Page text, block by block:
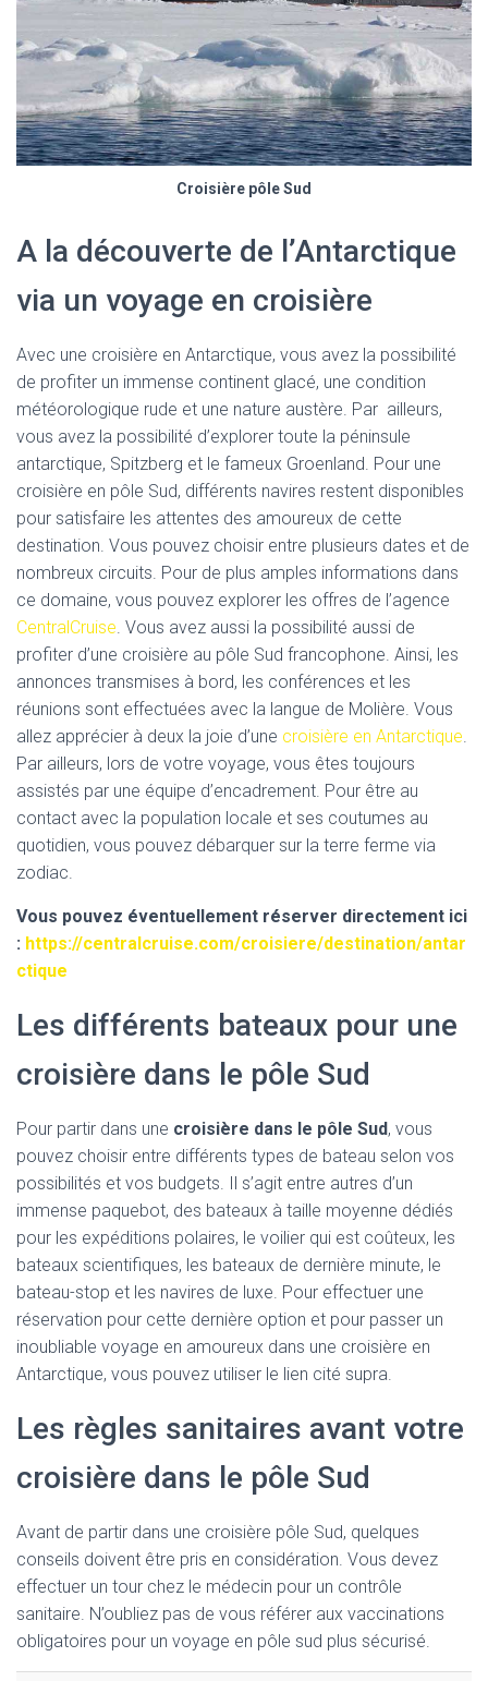
Croisière pôle Sud
A la découverte de l’Antarctique
via un voyage en croisière
Avec une croisière en Antarctique, vous avez la possibilité
de profiter un immense continent glacé, une condition
météorologique rude et une nature austère. Par ailleurs,
vous avez la possibilité d’explorer toute la péninsule
antarctique, Spitzberg et le fameux Groenland. Pour une
croisière en pôle Sud, différents navires restent disponibles
pour satisfaire les attentes des amoureux de cette
destination. Vous pouvez choisir entre plusieurs dates et de
nombreux circuits. Pour de plus amples informations dans
ce domaine, vous pouvez explorer les offres de l’agence
CentralCruise. Vous avez aussi la possibilité aussi de
profiter d’une croisière au pôle Sud francophone. Ainsi, les
annonces transmises à bord, les conférences et les
réunions sont effectuées avec la langue de Molière. Vous
allez apprécier à deux la joie d’une croisière en Antarctique.
Par ailleurs, lors de votre voyage, vous êtes toujours
assistés par une équipe d’encadrement. Pour être au
contact avec la population locale et ses coutumes au
quotidien, vous pouvez débarquer sur la terre ferme via
zodiac.
Vous pouvez éventuellement réserver directement ici
: https://centralcruise.com/croisiere/destination/antar
ctique
Les différents bateaux pour une
croisière dans le pôle Sud
Pour partir dans une croisière dans le pôle Sud, vous
pouvez choisir entre différents types de bateau selon vos
possibilités et vos budgets. Il s’agit entre autres d’un
immense paquebot, des bateaux à taille moyenne dédiés
pour les expéditions polaires, le voilier qui est coûteux, les
bateaux scientifiques, les bateaux de dernière minute, le
bateau-stop et les navires de luxe. Pour effectuer une
réservation pour cette dernière option et pour passer un
inoubliable voyage en amoureux dans une croisière en
Antarctique, vous pouvez utiliser le lien cité supra.
Les règles sanitaires avant votre
croisière dans le pôle Sud
Avant de partir dans une croisière pôle Sud, quelques
conseils doivent être pris en considération. Vous devez
effectuer un tour chez le médecin pour un contrôle
sanitaire. N’oubliez pas de vous référer aux vaccinations
obligatoires pour un voyage en pôle sud plus sécurisé.